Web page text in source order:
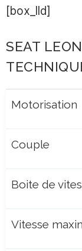
[box_lld]
SEAT
Motorisation
Couple
Boite de
Vitesse